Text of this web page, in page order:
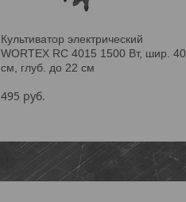
Культиватор электрический
WORTEX RC 4015 1500 Вт, шир. 40
см, глуб. до 22 см
495 руб.